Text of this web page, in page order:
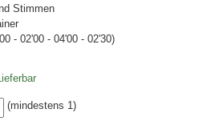
Stimmen
- 02'00 - 04'00 - 02'30)
(mindestens 1)